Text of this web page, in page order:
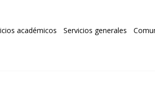
académicos Servicios generales